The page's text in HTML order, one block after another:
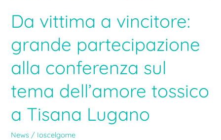
Da vittima a vincitore:
grande partecipazione
alla conferenza sul
tema dell’amore tossico
a Tisana Lugano
News / Ioscelgome